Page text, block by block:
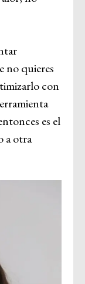
no quieres
con
es el
a otra